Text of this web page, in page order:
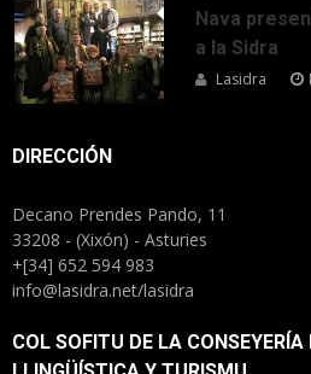
Nava
a la Sidra
Lasidra
DIRECCIÓN
Decano Prendes Pando, 11
33208 - (Xixón) - Asturies
+[34] 652 594 983
info@lasidra.net/lasidra
COL SOFITU DE LA